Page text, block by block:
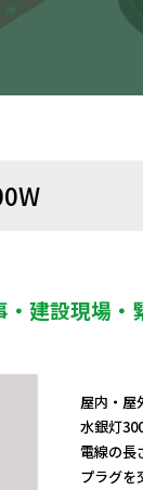
建設現場・
屋内・屋
水銀灯
電線の長
プラグを